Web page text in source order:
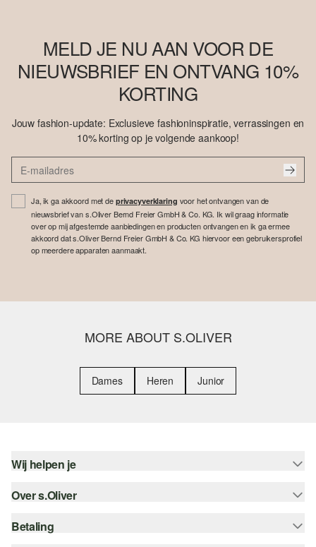
MELD JE NU AAN VOOR DE
NIEUWSBRIEF EN ONTVANG 10%
KORTING
Jouw fashion-update: Exclusieve fashioninspiratie, verrassingen en
10% korting op je volgende aankoop!
Ja, ik ga akkoord met de privacyverklaring voor het ontvangen van de
nieuwsbrief van s.Oliver Bernd Freier GmbH & Co. KG. Ik wil graag informatie
over op mij afgestemde aanbiedingen en producten ontvangen en ik ga ermee
akkoord dat s.Oliver Bernd Freier GmbH & Co. KG hiervoor een gebruikersprofiel
op meerdere apparaten aanmaakt.
MORE ABOUT S.OLIVER
Dames Heren Junior
Wij helpen je
Help - FAQ
Over s.Oliver
Nieuwsbrief
Betaling